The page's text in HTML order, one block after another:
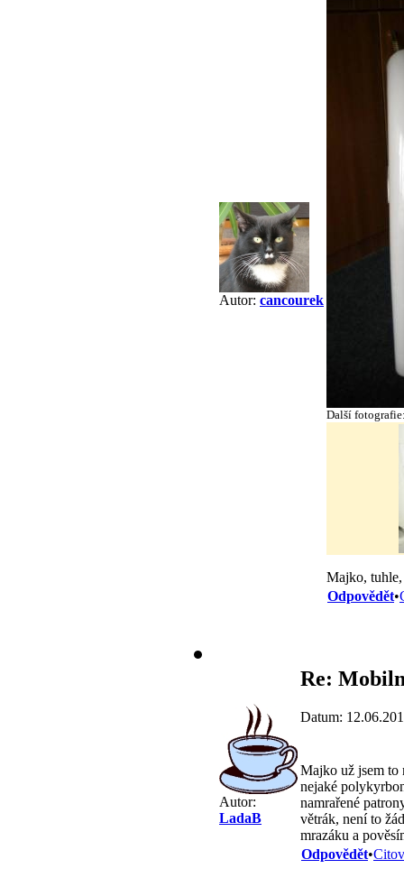
Autor: cancourek
Další
Majko,
Odpovědět•
Autor:
LadaB
Re:
Datum:
Majko už jsem to
nejaké
namrařené
větrák, není to
mrazáku a
Odpovědět•